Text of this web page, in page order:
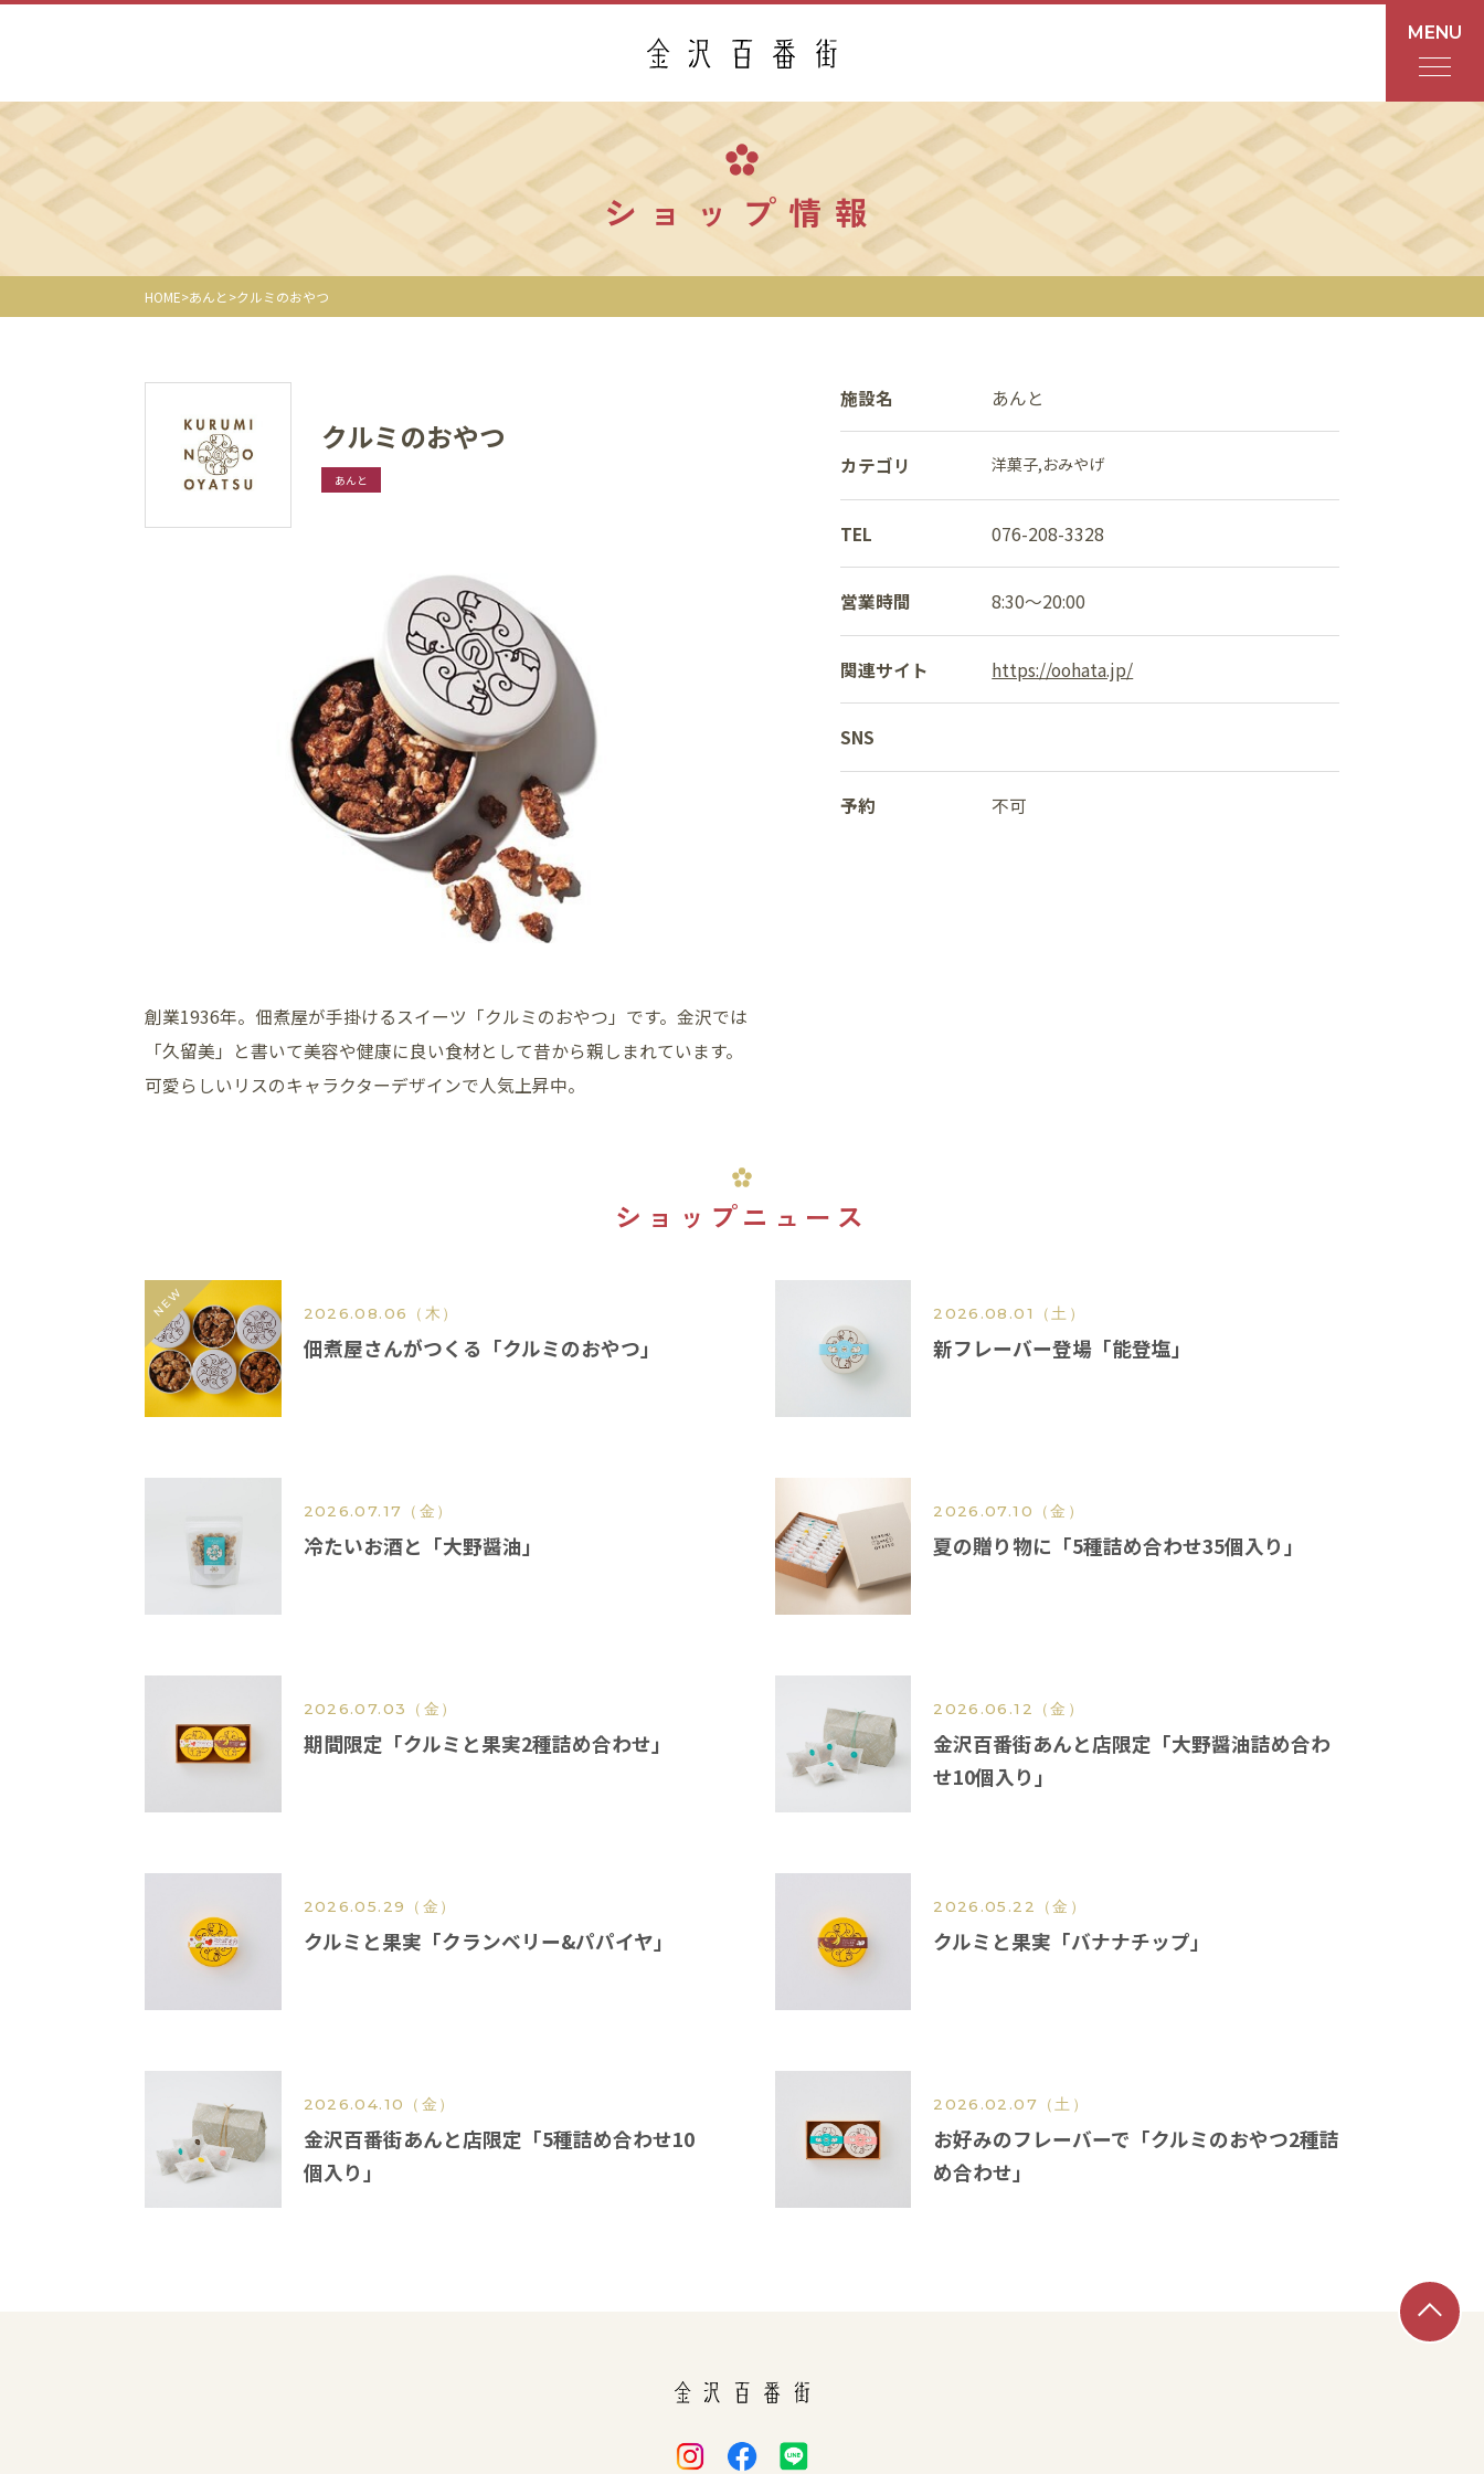
MENU
あんと
Rinto
レストラン・カフェ
イベント
アクセス・パーキング
館内サービス
ショップ情報
HOME あんと クルミのおやつ
クルミのおやつ
あんと
創業1936年。佃煮屋が手掛けるスイーツ「クルミのおやつ」です。金沢では
「久留美」と書いて美容や健康に良い食材として昔から親しまれています。
可愛らしいリスのキャラクターデザインで人気上昇中。
施設名 あんと
カテゴリ 洋菓子 おみやげ
TEL 076-208-3328
営業時間 8:30～20:00
関連サイト https://oohata.jp/
SNS
予約 不可
ショップニュース
2026.08.06 （木）
佃煮屋さんがつくる「クルミのおやつ」
2026.08.01 （土）
新フレーバー登場「能登塩」
2026.07.17 （金）
冷たいお酒と「大野醤油」
2026.07.10 （金）
夏の贈り物に「5種詰め合わせ35個入り」
2026.07.03 （金）
期間限定「クルミと果実2種詰め合わせ」
2026.06.12 （金）
金沢百番街あんと店限定「大野醤油詰め合わ
せ10個入り」
2026.05.29 （金）
クルミと果実「クランベリー&パパイヤ」
2026.05.22 （金）
クルミと果実「バナナチップ」
2026.04.10 （金）
金沢百番街あんと店限定「5種詰め合わせ10
個入り」
2026.02.07 （土）
お好みのフレーバーで「クルミのおやつ2種詰
め合わせ」